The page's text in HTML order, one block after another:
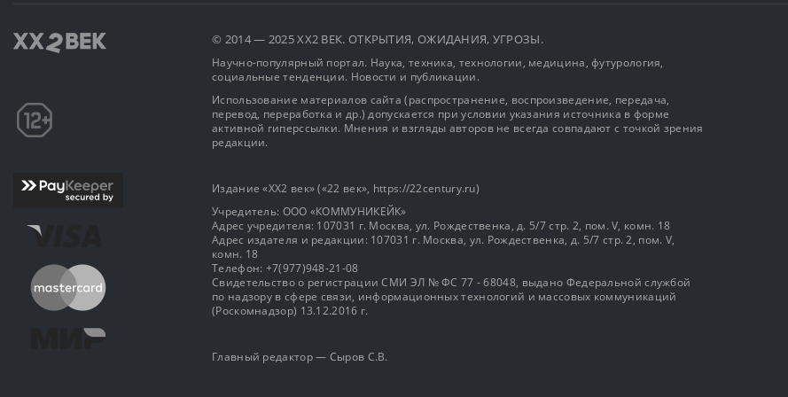
© 2014 — 2025 XX2 ВЕК. ОТКРЫТИЯ, ОЖИДАНИЯ, УГРОЗЫ.
Научно-популярный портал. Наука, техника, технологии, медицина, футурология,
социальные тенденции. Новости и публикации.
Использование материалов сайта (распространение, воспроизведение, передача,
перевод, переработка и др.) допускается при условии указания источника в форме
активной гиперссылки. Мнения и взгляды авторов не всегда совпадают с точкой зрения
редакции.
Издание «XX2 век» («22 век», https://22century.ru)
Учредитель: OOO «КОММУНИКЕЙК»
Адрес учредителя: 107031 г. Москва, ул. Рождественка, д. 5/7 стр. 2, пом. V, комн. 18
Адрес издателя и редакции: 107031 г. Москва, ул. Рождественка, д. 5/7 стр. 2, пом. V,
комн. 18
Телефон: +7(977)948-21-08
Свидетельство о регистрации СМИ ЭЛ № ФС 77 - 68048, выдано Федеральной службой
по надзору в сфере связи, информационных технологий и массовых коммуникаций
(Роскомнадзор) 13.12.2016 г.
Главный редактор — Сыров С.В.